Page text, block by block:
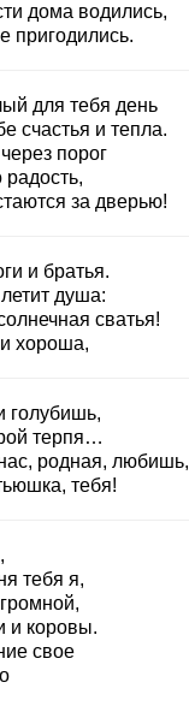
дома водились,
пригодились.
для тебя день
счастья и тепла.
порог
радость,
за дверью!
и братья.
душа:
сватья!
хороша,
голубишь,
терпя…
родная, любишь,
тебя!
тебя я,
и коровы.
свое